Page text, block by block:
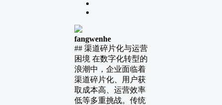
fangwenhe
## 渠道碎片化与运营
困境 在数字化转型的
浪潮中，企业面临着
渠道碎片化、用户获
取成本高、运营效率
低等多重挑战。传统